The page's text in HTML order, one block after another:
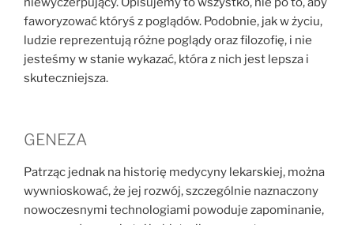
faworyzować któryś z poglądów. Podobnie, jak w życiu,
ludzie reprezentują różne poglądy oraz filozofię, i nie
jesteśmy w stanie wykazać, która z nich jest lepsza i
skuteczniejsza.
GENEZA
Patrząc jednak na historię medycyny lekarskiej, można
wywnioskować, że jej rozwój, szczególnie naznaczony
nowoczesnymi technologiami powoduje zapominanie,